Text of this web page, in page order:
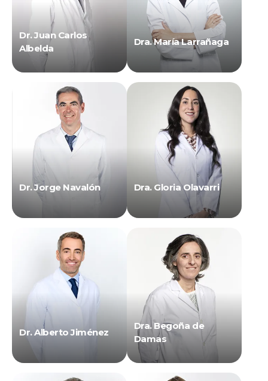
Dr. Juan Carlos
Albelda
Dra. María Larrañaga
Dr. Jorge Navalón Dra. Gloria Olavarri
Dr. Alberto Jiménez
Dra. Begoña de
Damas